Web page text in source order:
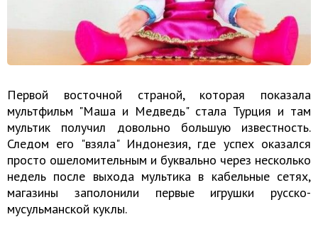
Первой восточной страной, которая показала
мультфильм "Маша и Медведь" стала Турция и там
мультик получил довольно большую известность.
Следом его "взяла" Индонезия, где успех оказался
просто ошеломительным и буквально через несколько
недель после выхода мультика в кабельные сетях,
магазины заполонили первые игрушки русско-
мусульманской куклы.